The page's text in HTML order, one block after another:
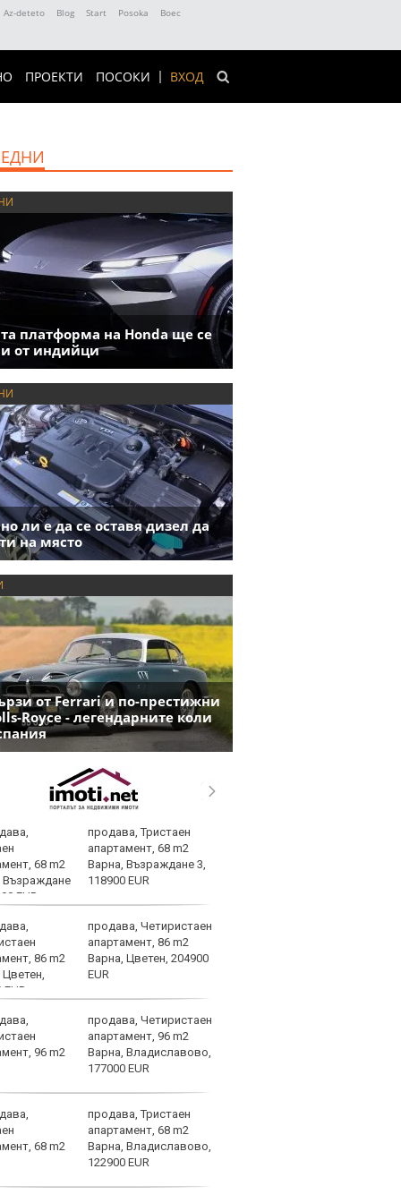
Az-deteto Blog Start Posoka
Boec
ВХОД
ПРОЕКТИ ПОСОКИ
платформа на Honda ще се
от индийци
ли е да се оставя дизел да
на място
от Ferrari и по-престижни
Royce - легендарните коли
продава, Тристаен
апартамент, 68 m2
Варна, Възраждане 3,
118900 EUR
продава, Четиристаен
апартамент, 86 m2
Варна, Цветен, 204900
EUR
продава, Четиристаен
апартамент, 96 m2
Варна, Владиславово,
177000 EUR
продава, Тристаен
апартамент, 68 m2
Варна, Владиславово,
122900 EUR